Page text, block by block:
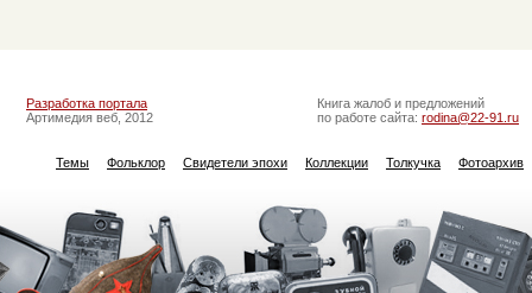
Разработка портала
Артимедия веб, 2012
Книга жалоб и предложений
по работе сайта: rodina@22-91.ru
Темы Фольклор Свидетели эпохи Коллекции Толкучка Фотоархив